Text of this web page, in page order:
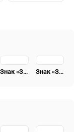
Знак «За окончание военно-политической академии им. В.И. Ленина (ВПА им. Ленина)» Знак «За окончание военной академии химической защиты им. К. Е. Ворошилова (ВАХЗ им. Ворошилова)»